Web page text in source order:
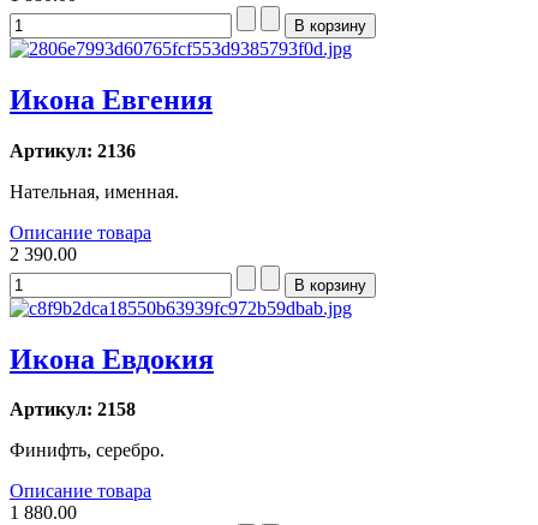
Икона Евгения
Артикул: 2136
Нательная, именная.
Описание товара
2 390.00
Икона Евдокия
Артикул: 2158
Финифть, серебро.
Описание товара
1 880.00